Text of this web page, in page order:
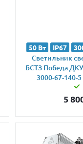
50 Вт IP67
Светильник
БСТЗ Победа
3000-67-140-
5